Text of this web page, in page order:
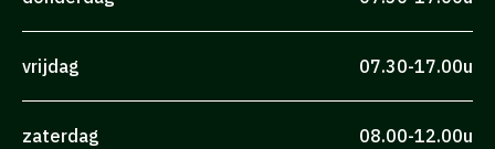
vrijdag 07.30-17.00u
zaterdag 08.00-12.00u